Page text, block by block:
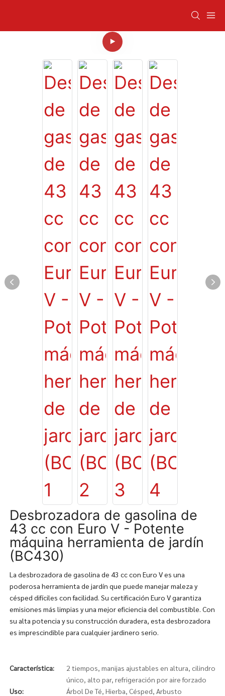
Desbrozadora de gasolina de
43 cc con Euro V - Potente
máquina herramienta de jardín
(BC430)
La desbrozadora de gasolina de 43 cc con Euro V es una
poderosa herramienta de jardín que puede manejar maleza y
césped difíciles con facilidad. Su certificación Euro V garantiza
emisiones más limpias y una mejor eficiencia del combustible. Con
su alta potencia y su construcción duradera, esta desbrozadora
es imprescindible para cualquier jardinero serio.
Característica:
2 tiempos, manijas ajustables en altura, cilindro
único, alto par, refrigeración por aire forzado
Uso:
Árbol De Té, Hierba, Césped, Arbusto